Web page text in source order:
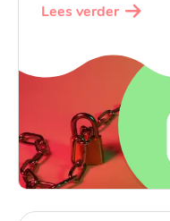
Lees verder